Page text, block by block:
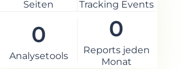
Seiten Tracking Events
Analysetools
0
Reports jeden
Monat
0